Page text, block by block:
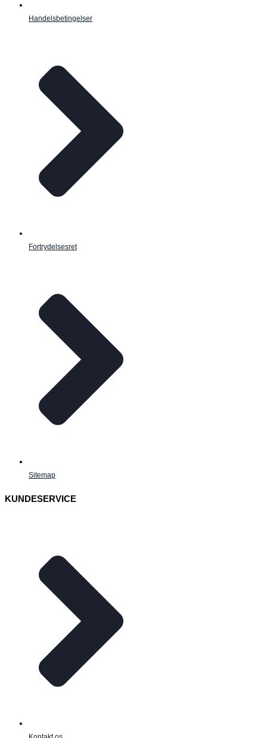
Handelsbetingelser
Fortrydelsesret
Sitemap
KUNDESERVICE